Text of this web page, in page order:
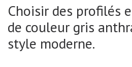
Choisir des profilés
de couleur gris
style moderne.